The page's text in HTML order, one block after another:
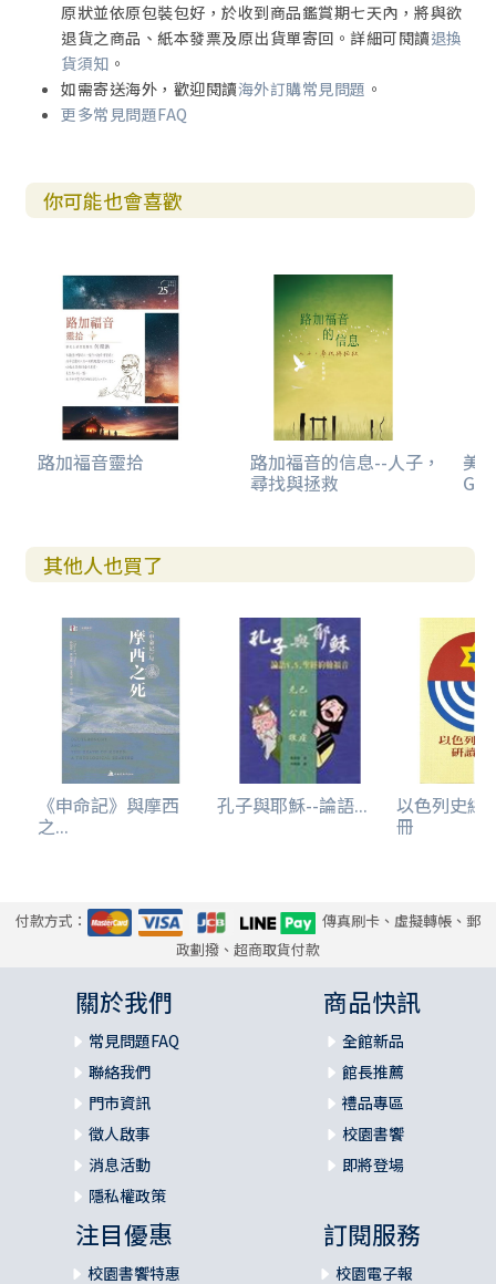
原狀並依原包裝包好，於收到商品鑑賞期七天內，將與欲
退貨之商品、紙本發票及原出貨單寄回。詳細可閱讀退換
貨須知 。
如需寄送海外，歡迎閱讀海外訂購常見問題 。
更多常見問題FAQ
你可能也會喜歡
路加福音靈拾 路加福音的信息--人子，
尋找與拯救
美
其他人也買了
《申命記》與摩西
之...
孔子與耶穌--論語... 以色列史綜
冊
付款方式：
傳真刷卡、虛擬轉帳、郵
政劃撥、超商取貨付款
關於我們
常見問題FAQ
聯絡我們
門市資訊
徵人啟事
消息活動
隱私權政策
商品快訊
全館新品
館長推薦
禮品專區
校園書饗
即將登場
注目優惠
校園書饗特惠
訂閱服務
校園電子報